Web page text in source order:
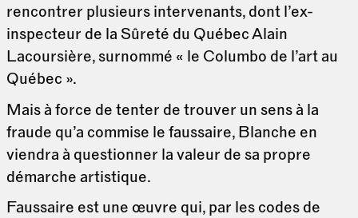
rencontrer plusieurs intervenants, dont l’ex-
inspecteur de la Sûreté du Québec Alain
Lacoursière, surnommé « le Columbo de l’art au
Québec ».
Mais à force de tenter de trouver un sens à la
fraude qu’a commise le faussaire, Blanche en
viendra à questionner la valeur de sa propre
démarche artistique.
Faussaire est une œuvre qui, par les codes de